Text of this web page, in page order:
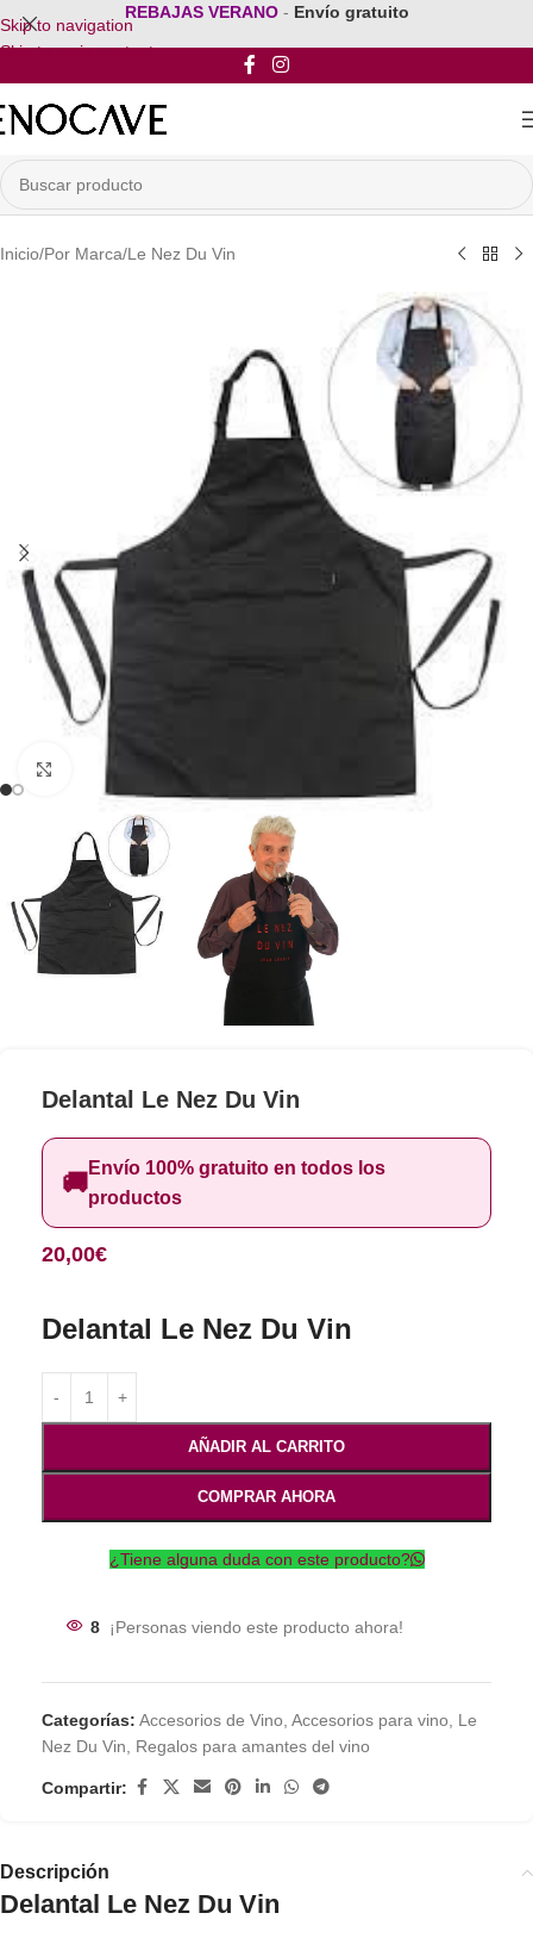
Skip to navigation
Skip to main content
REBAJAS VERANO - Envío gratuito
Inicio/Por Marca/Le Nez Du Vin
Clic para ampliar
Delantal Le Nez Du Vin
🚚Envío 100% gratuito en todos los
productos
20,00€
Delantal Le Nez Du Vin
AÑADIR AL CARRITO
COMPRAR AHORA
¿Tiene alguna duda con este producto?
8 ¡Personas viendo este producto ahora!
Categorías: Accesorios de Vino Accesorios para vino
Le
Nez Du Vin
Regalos para amantes del vino
Compartir:
Descripción
Delantal Le Nez Du Vin